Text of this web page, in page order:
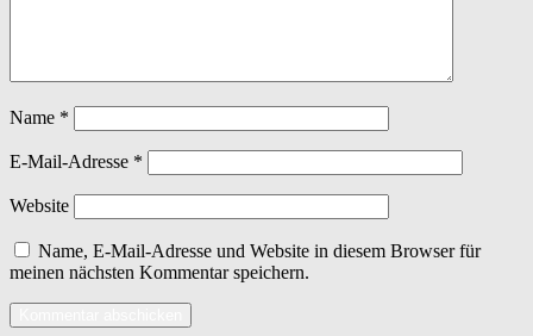
Name *
E-Mail-Adresse *
Website
Name, E-Mail-Adresse und Website in diesem Browser für
meinen nächsten Kommentar speichern.